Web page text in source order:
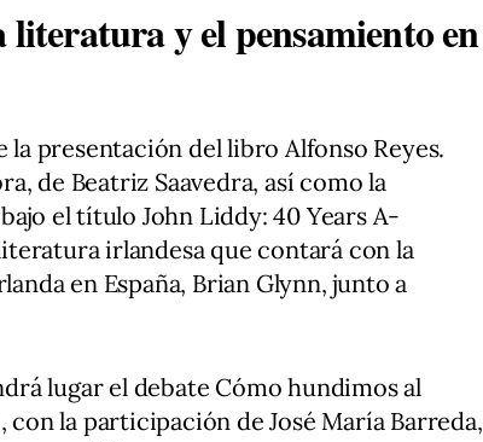
literatura y el pensamiento en
presentación del libro Alfonso Reyes.
de Beatriz Saavedra, así como la
el título John Liddy: 40 Years A-
irlandesa que contará con la
en España, Brian Glynn, junto a
lugar el debate Cómo hundimos al
la participación de José María Barreda,